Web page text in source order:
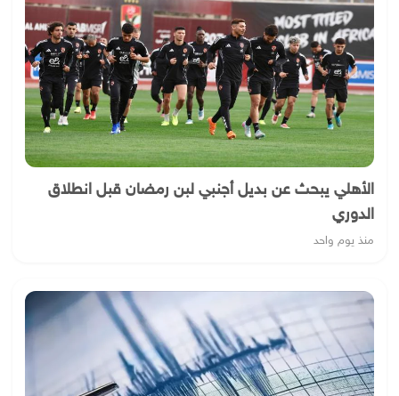
الأهلي يبحث عن بديل أجنبي لبن رمضان قبل انطلاق
الدوري
منذ يوم واحد